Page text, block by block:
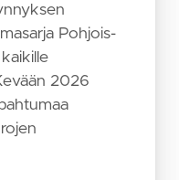
Pohjois-
2026